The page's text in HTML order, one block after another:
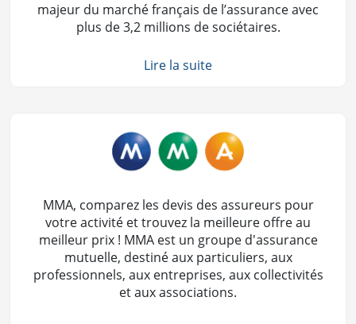
majeur du marché français de l’assurance avec
plus de 3,2 millions de sociétaires.
Lire la suite
MMA, comparez les devis des assureurs pour
votre activité et trouvez la meilleure offre au
meilleur prix ! MMA est un groupe d'assurance
mutuelle, destiné aux particuliers, aux
professionnels, aux entreprises, aux collectivités
et aux associations.